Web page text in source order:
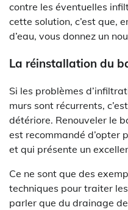
contre les éventuelles
cette solution, c’est que,
d’eau, vous donnez un
La réinstallation du
Si les problèmes
murs sont récurrents,
détériore. Renouveler le
est recommandé d’opter
et qui présente un
Ce ne sont que des
techniques pour traiter
parler que du drainage